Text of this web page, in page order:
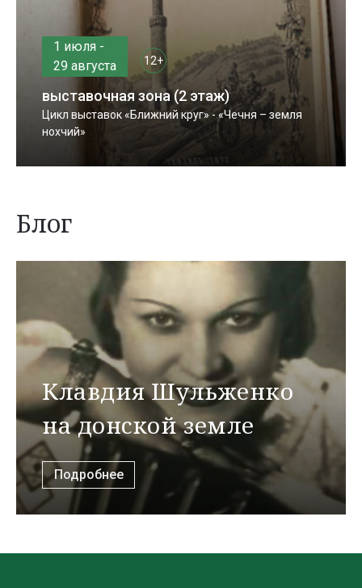
1 июля -
29 августа
12+
выставочная зона (2 этаж)
Цикл выставок «Ближний круг» - «Чечня – земля
нохчий»
Блог
Клавдия Шульженко
на донской земле
Подробнее